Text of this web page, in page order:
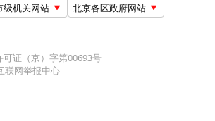
级机关网站 北京各区政府网站
证（京）字第00693号
联网举报中心